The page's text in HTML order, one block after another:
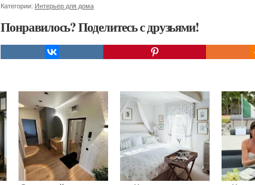
Категории: Интерьер для дома
Понравилось? Поделитесь с друзьями!